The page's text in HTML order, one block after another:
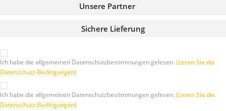
Sichere Lieferung
Unsere Partner
Ich habe die allgemeinen Datenschutzbestimmungen gelesen. (Lesen Sie die
Datenschutz-Bedingungen)
Ich habe die allgemeinen Datenschutzbestimmungen gelesen. (Lesen Sie die
Datenschutz-Bedingungen)